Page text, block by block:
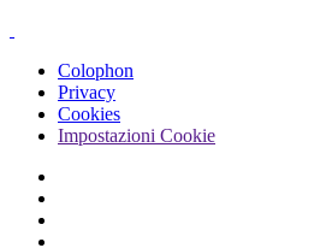
Colophon
Privacy
Cookies
Impostazioni Cookie